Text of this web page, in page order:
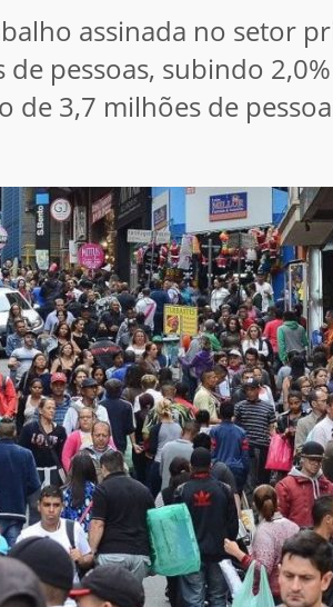
assinada no setor
pessoas, subindo
3,7 milhões de